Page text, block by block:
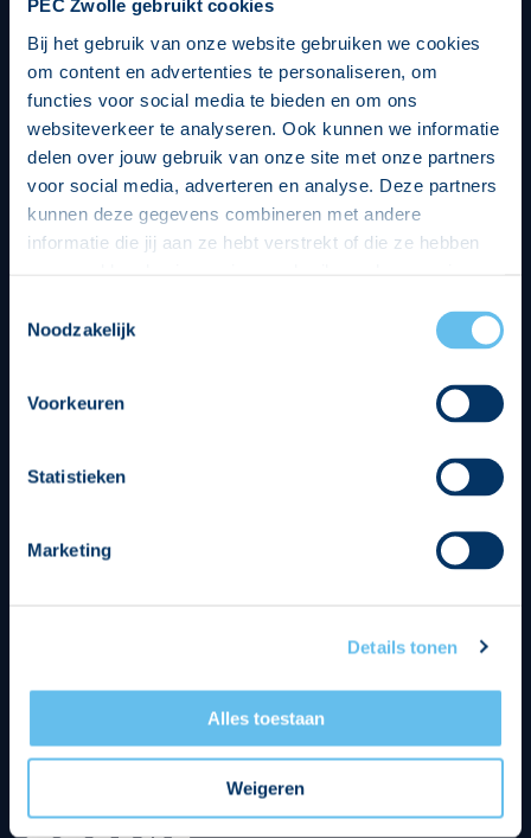
PEC Zwolle gebruikt cookies
Bij het gebruik van onze website gebruiken we cookies
om content en advertenties te personaliseren, om
functies voor social media te bieden en om ons
websiteverkeer te analyseren. Ook kunnen we informatie
delen over jouw gebruik van onze site met onze partners
voor social media, adverteren en analyse. Deze partners
kunnen deze gegevens combineren met andere
informatie die jij aan ze hebt verstrekt of die ze hebben
op een veilige en integere wijze. Je kunt je toestemming
beheren op de privacy- en cookieverklaring pagina.
Noodzakelijk
Voorkeuren
Statistieken
Marketing
Details tonen
Alles toestaan
Weigeren